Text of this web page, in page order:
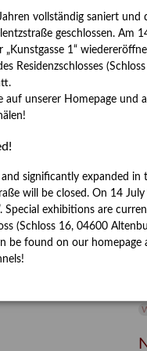
vollständig saniert und
geschlossen. Am
1“
Residenzschlosses
unserer Homepage und
significantly expanded in
will be closed. On 14
Special exhibitions are
(Schloss 16, 04600
be found on our homepage